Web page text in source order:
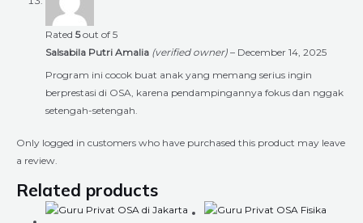
Rated 5out of 5
Salsabila Putri Amalia (verified owner) – December 14, 2025
Program ini cocok buat anak yang memang serius ingin
berprestasi di OSA, karena pendampingannya fokus dan nggak
setengah-setengah.
Only logged in customers who have purchased this product may leave
a review.
Related products
Price
range:
This
Price
range:
This